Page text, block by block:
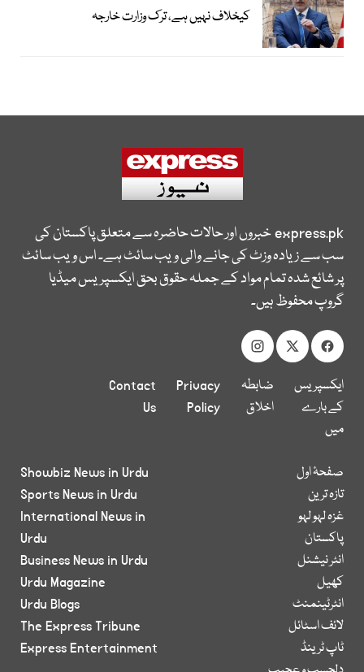
کیخلاف نہیں ہے، ترک وزارت خارجہ
express.pkخبروں اور حالات حاضرہ سے متعلق پاکستان کی
سب سے زیادہ وزٹ کی جانے والی ویب سائٹ ہے۔ اس ویب سائٹ
پر شائع شدہ تمام مواد کے جملہ حقوق بحق ایکسپریس میڈیا
گروپ محفوظ ہیں۔
ایکسپریس
کے بارے
میں
ضابطہ
اخلاق
Privacy
Policy
Contact
Us
صفحۂ اول
تازہ ترین
غزہ لہو لہو
پاکستان
انٹر نیشنل
کھیل
انٹرٹینمنٹ
لائف اسٹائل
ٹاپ ٹرینڈ
Showbiz News in Urdu
Sports News in Urdu
International News in
Urdu
Business News in Urdu
Urdu Magazine
Urdu Blogs
The Express Tribune
Express Entertainment